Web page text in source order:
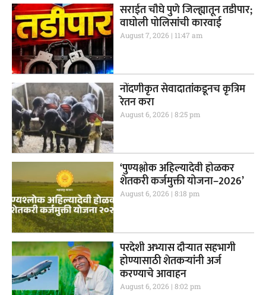
सराईत चौघे पुणे जिल्ह्यातून तडीपार;
वाघोली पोलिसांची कारवाई
August 7, 2026 11:47 am
नोंदणीकृत सेवादातांकडूनच कृत्रिम
रेतन करा
August 6, 2026 8:25 pm
‘पुण्यश्लोक अहिल्यादेवी होळकर
शेतकरी कर्जमुक्ती योजना–2026’
August 6, 2026 8:18 pm
परदेशी अभ्यास दौऱ्यात सहभागी
होण्यासाठी शेतकऱ्यांनी अर्ज
करण्याचे आवाहन
August 6, 2026 8:02 pm